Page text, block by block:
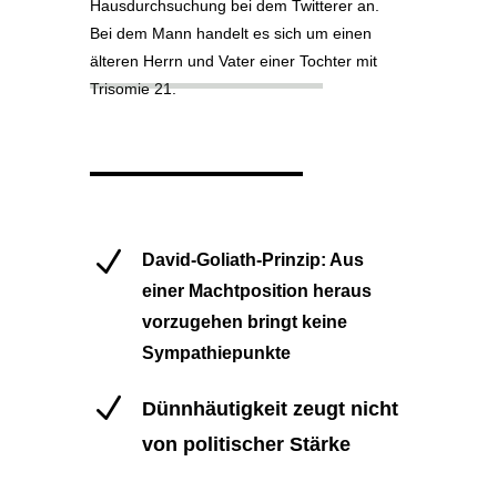
Hausdurchsuchung bei dem Twitterer an.
Bei dem Mann handelt es sich um einen
älteren Herrn und Vater einer Tochter mit
Trisomie 21.
N
David-Goliath-Prinzip: Aus
einer Machtposition heraus
vorzugehen bringt keine
Sympathiepunkte
N
Dünnhäutigkeit zeugt nicht
von politischer Stärke